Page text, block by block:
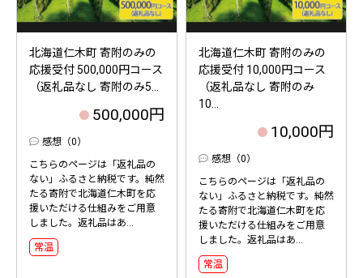
北海道仁木町 寄附のみの
応援受付 500,000円コース
（返礼品なし 寄附のみ5...
500,000円
感想（0）
こちらのページは「返礼品の
ない」ふるさと納税です。純然
たる寄附で北海道仁木町を応
援いただける仕組みをご用意
しました。返礼品はあ...
常温
北海道仁木町 寄附のみの
応援受付 10,000円コース
（返礼品なし 寄附のみ
10...
10,000円
感想（0）
こちらのページは「返礼品の
ない」ふるさと納税です。純然
たる寄附で北海道仁木町を応
援いただける仕組みをご用意
しました。返礼品はあ...
常温